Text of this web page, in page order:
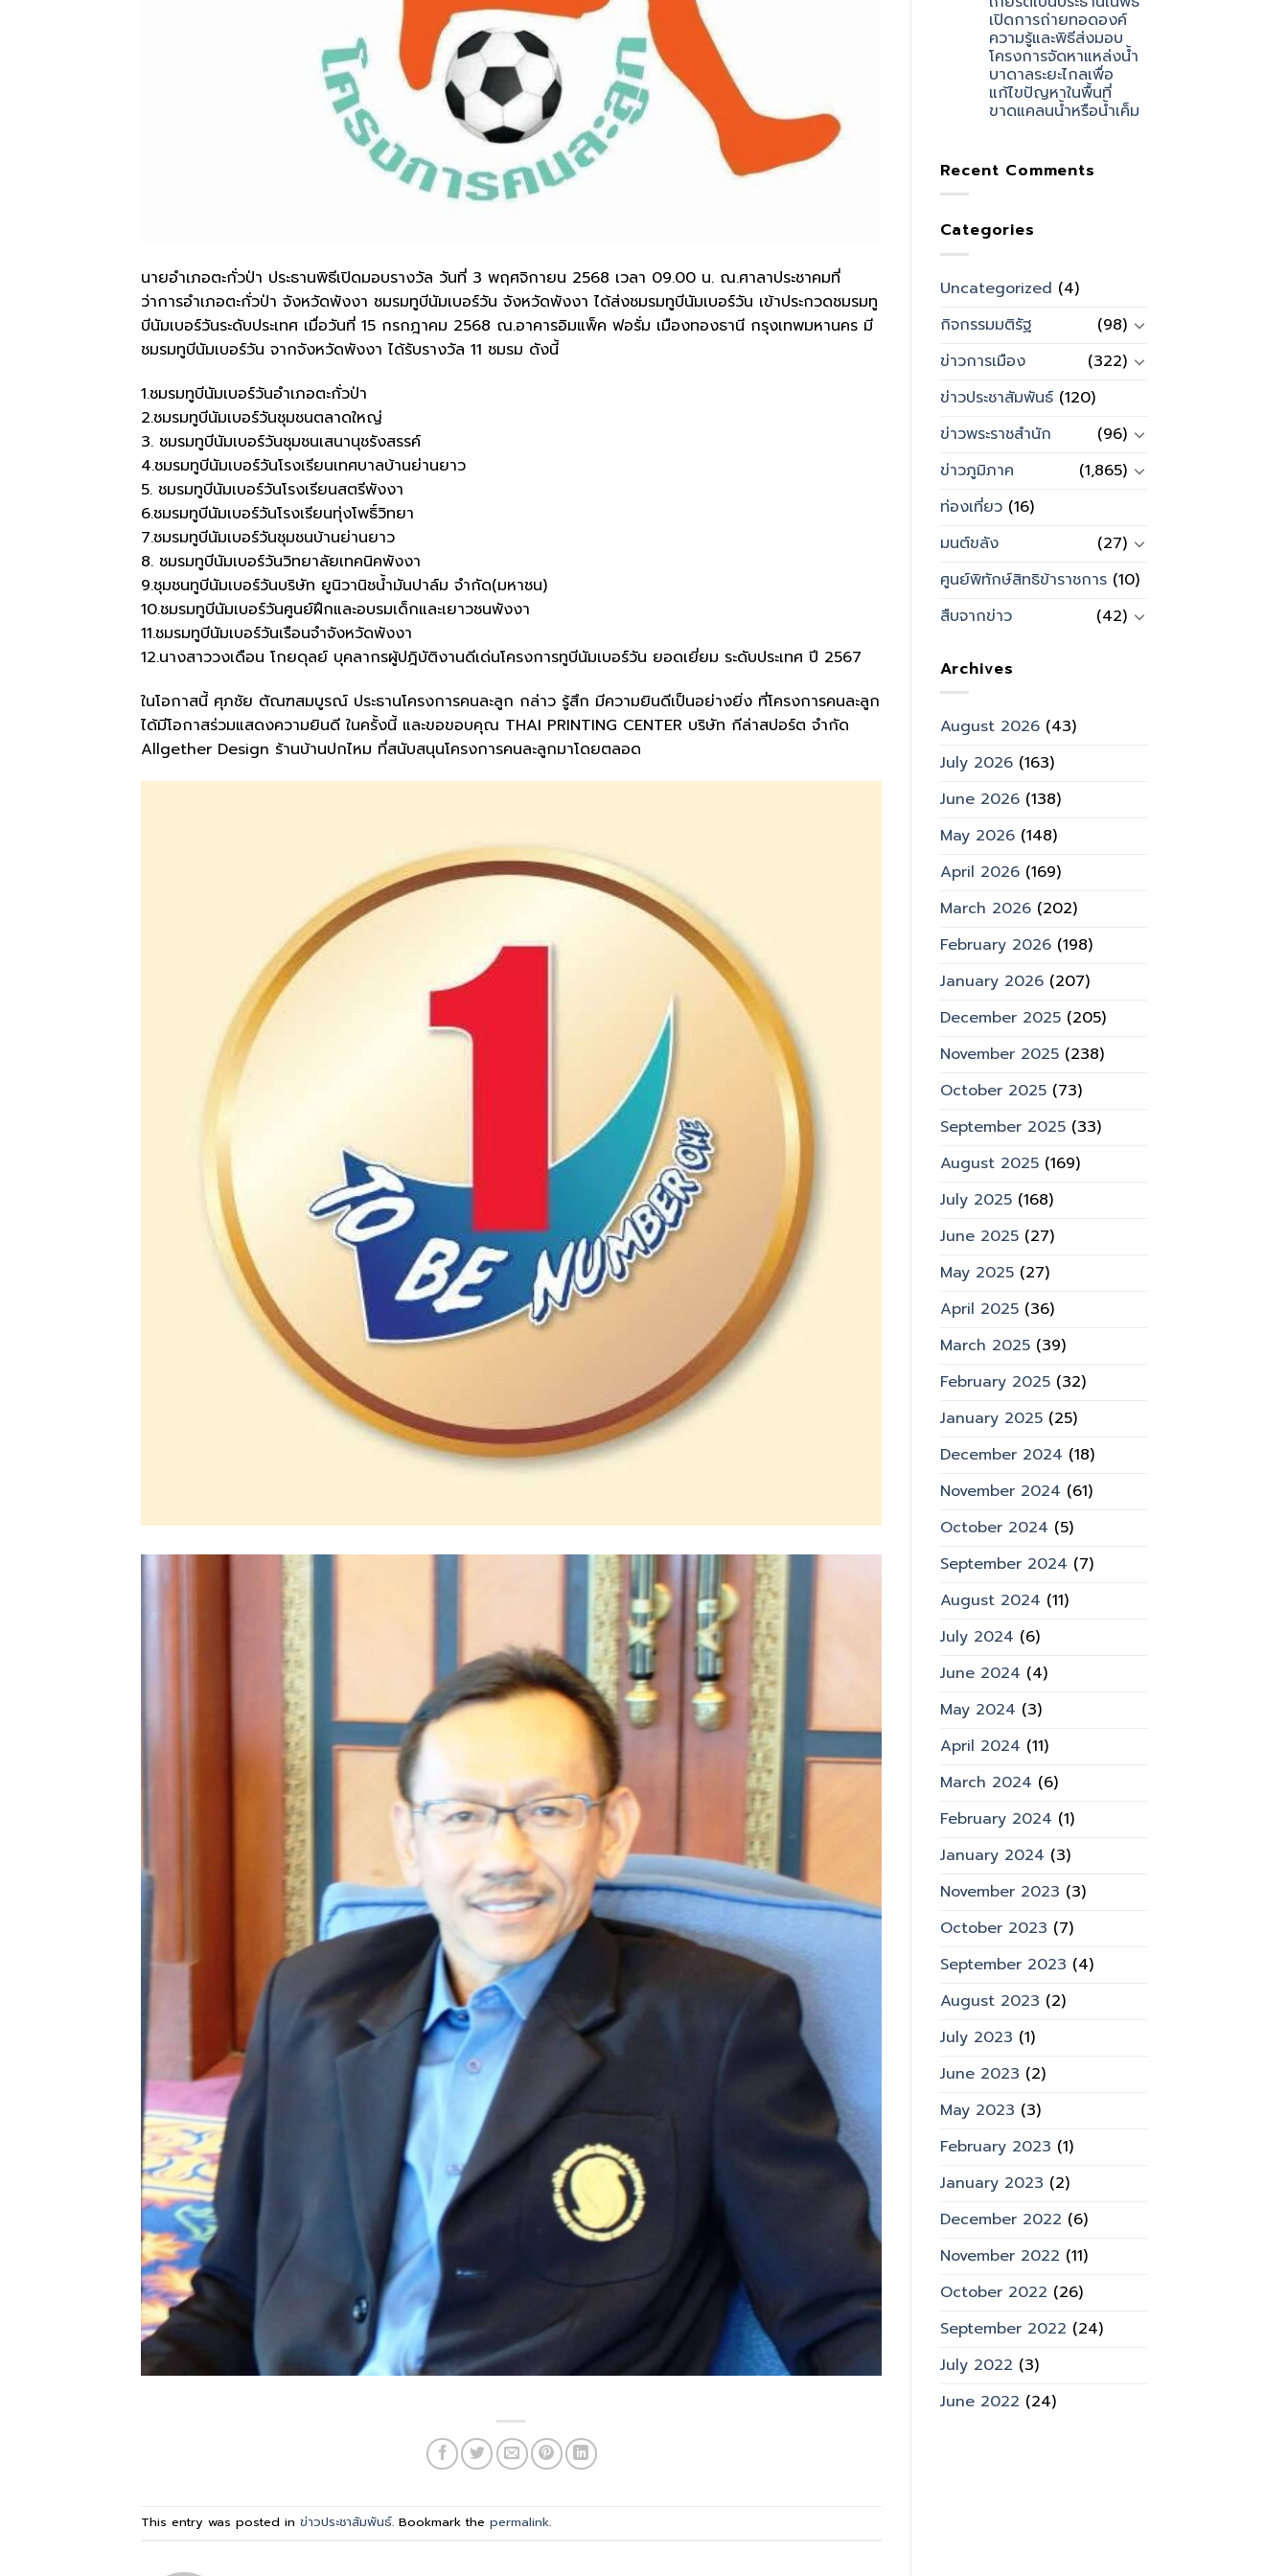
นายอำเภอตะกั่วป่า ประธานพิธีเปิดมอบรางวัล วันที่ 3 พฤศจิกายน 2568 เวลา 09.00 น. ณ.ศาลาประชาคมที่
ว่าการอำเภอตะกั่วป่า จังหวัดพังงา ชมรมทูบีนัมเบอร์วัน จังหวัดพังงา ได้ส่งชมรมทูบีนัมเบอร์วัน เข้าประกวดชมรมทู
บีนัมเบอร์วันระดับประเทศ เมื่อวันที่ 15 กรกฎาคม 2568 ณ.อาคารอิมแพ็ค ฟอรั่ม เมืองทองธานี กรุงเทพมหานคร มี
ชมรมทูบีนัมเบอร์วัน จากจังหวัดพังงา ได้รับรางวัล 11 ชมรม ดังนี้
1.ชมรมทูบีนัมเบอร์วันอำเภอตะกั่วป่า
2.ชมรมทูบีนัมเบอร์วันชุมชนตลาดใหญ่
3. ชมรมทูบีนัมเบอร์วันชุมชนเสนานุชรังสรรค์
4.ชมรมทูบีนัมเบอร์วันโรงเรียนเทศบาลบ้านย่านยาว
5. ชมรมทูบีนัมเบอร์วันโรงเรียนสตรีพังงา
6.ชมรมทูบีนัมเบอร์วันโรงเรียนทุ่งโพธิ์วิทยา
7.ชมรมทูบีนัมเบอร์วันชุมชนบ้านย่านยาว
8. ชมรมทูบีนัมเบอร์วันวิทยาลัยเทคนิคพังงา
9.ชุมชนทูบีนัมเบอร์วันบริษัท ยูนิวานิชน้ำมันปาล์ม จำกัด(มหาชน)
10.ชมรมทูบีนัมเบอร์วันศูนย์ฝึกและอบรมเด็กและเยาวชนพังงา
11.ชมรมทูบีนัมเบอร์วันเรือนจำจังหวัดพังงา
12.นางสาววงเดือน โกยดุลย์ บุคลากรผู้ปฎิบัติงานดีเด่นโครงการทูบีนัมเบอร์วัน ยอดเยี่ยม ระดับประเทศ ปี 2567
ในโอกาสนี้ ศุภชัย ตัณฑสมบูรณ์ ประธานโครงการคนละลูก กล่าว รู้สึก มีความยินดีเป็นอย่างยิ่ง ที่โครงการคนละลูก
ได้มีโอกาสร่วมแสดงความยินดี ในครั้งนี้ และขอขอบคุณ THAI PRINTING CENTER บริษัท กีล่าสปอร์ต จำกัด
Allgether Design ร้านบ้านปกไหม ที่สนับสนุนโครงการคนละลูกมาโดยตลอด
This entry was posted in ข่าวประชาสัมพันธ์. Bookmark the permalink.
เปิดการถ่ายทอดองค์
ความรู้และพิธีส่งมอบ
โครงการจัดหาแหล่งน้ำ
บาดาลระยะไกลเพื่อ
แก้ไขปัญหาในพื้นที่
ขาดแคลนน้ำหรือน้ำเค็ม
Recent Comments
Categories
Uncategorized (4)
กิจกรรมมติรัฐ
(98)
ข่าวการเมือง
(322)
ข่าวประชาสัมพันธ์(120)
ข่าวพระราชสำนัก
(96)
ข่าวภูมิภาค
(1,865)
ท่องเที่ยว(16)
มนต์ขลัง
(27)
ศูนย์พิทักษ์สิทธิข้าราชการ(10)
สืบจากข่าว
(42)
Archives
August 2026(43)
July 2026(163)
June 2026(138)
May 2026(148)
April 2026(169)
March 2026(202)
February 2026(198)
January 2026(207)
December 2025(205)
November 2025(238)
October 2025(73)
September 2025(33)
August 2025(169)
July 2025(168)
June 2025(27)
May 2025(27)
April 2025(36)
March 2025(39)
February 2025(32)
January 2025(25)
December 2024 (18)
November 2024 (61)
October 2024 (5)
September 2024 (7)
August 2024 (11)
July 2024 (6)
June 2024 (4)
May 2024 (3)
April 2024 (11)
March 2024 (6)
February 2024 (1)
January 2024 (3)
November 2023 (3)
October 2023 (7)
September 2023 (4)
August 2023 (2)
July 2023 (1)
June 2023 (2)
May 2023 (3)
February 2023 (1)
January 2023 (2)
December 2022 (6)
November 2022 (11)
October 2022 (26)
September 2022 (24)
July 2022 (3)
June 2022 (24)